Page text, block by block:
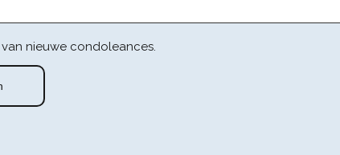
nieuwe condoleances.